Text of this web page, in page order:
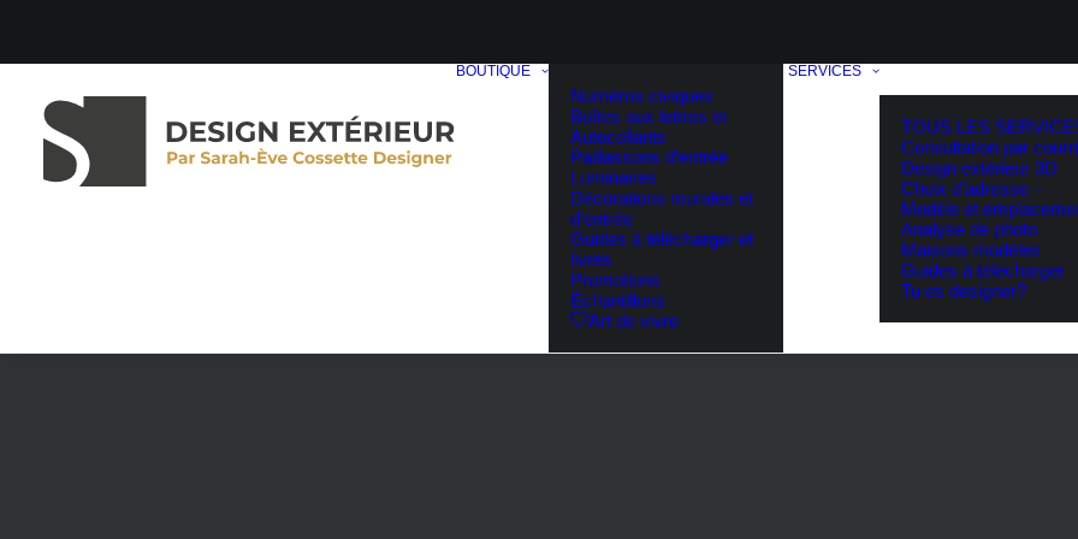
BOUTIQUE
Numéros civiques
Boîtes aux lettres et
Autocollants
Paillassons d’entrée
Luminaires
Décorations murales et
d’entrée
Guides à télécharger et
livres
Promotions
Échantillons
Art de vivre
SERVICES
TOUS LES
Consultation par
Design extérieur 3D
Choix d’adresse –
Modèle et
Analyse de photo
Maisons modèles
Guides à télécharger
Tu es designer?